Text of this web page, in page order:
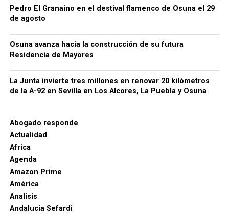
Pedro El Granaino en el destival flamenco de Osuna el 29
de agosto
Osuna avanza hacia la construcción de su futura
Residencia de Mayores
La Junta invierte tres millones en renovar 20 kilómetros
de la A-92 en Sevilla en Los Alcores, La Puebla y Osuna
Abogado responde
Actualidad
Africa
Agenda
Amazon Prime
América
Analisis
Andalucia Sefardi